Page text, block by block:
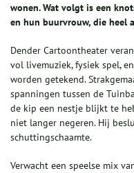
wonen. Wat volgt is een
en hun buurvrouw, die heel
Dender Cartoontheater
vol livemuziek, fysiek spel,
worden getekend.
spanningen tussen de
de kip een nestje blijkt te
niet langer negeren. Hij
schuttingschaamte.
Verwacht een speelse mix